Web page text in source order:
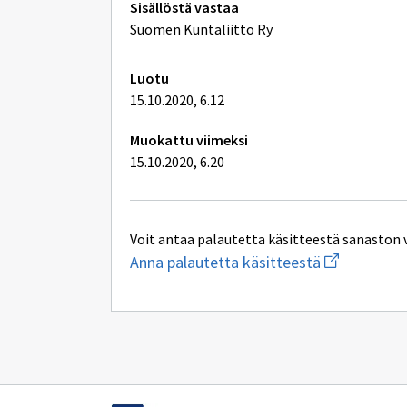
Tekniset
lisätiedot
Sisällöstä vastaa
Suomen Kuntaliitto Ry
Luotu
15.10.2020, 6.12
Muokattu viimeksi
15.10.2020, 6.20
Voit antaa palautetta käsitteestä sanaston
Anna palautetta käsitteestä Aloita
uuden
kirjoitus